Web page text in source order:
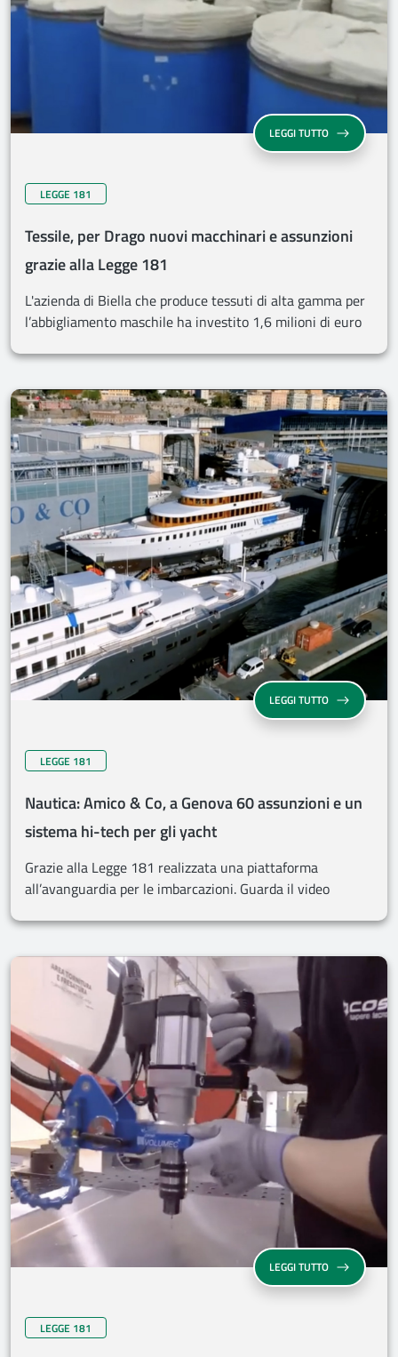
LEGGI TUTTO
LEGGE 181
Tessile, per Drago nuovi macchinari e assunzioni
grazie alla Legge 181
L'azienda di Biella che produce tessuti di alta gamma per
l’abbigliamento maschile ha investito 1,6 milioni di euro
LEGGI TUTTO
LEGGE 181
Nautica: Amico & Co, a Genova 60 assunzioni e un
sistema hi-tech per gli yacht
Grazie alla Legge 181 realizzata una piattaforma
all’avanguardia per le imbarcazioni. Guarda il video
LEGGI TUTTO
LEGGE 181